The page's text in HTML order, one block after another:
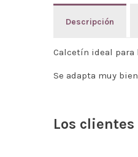
Descripción
Calcetín ideal para
Se adapta muy
Los